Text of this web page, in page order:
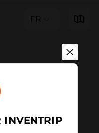
FR
INVENTRIP